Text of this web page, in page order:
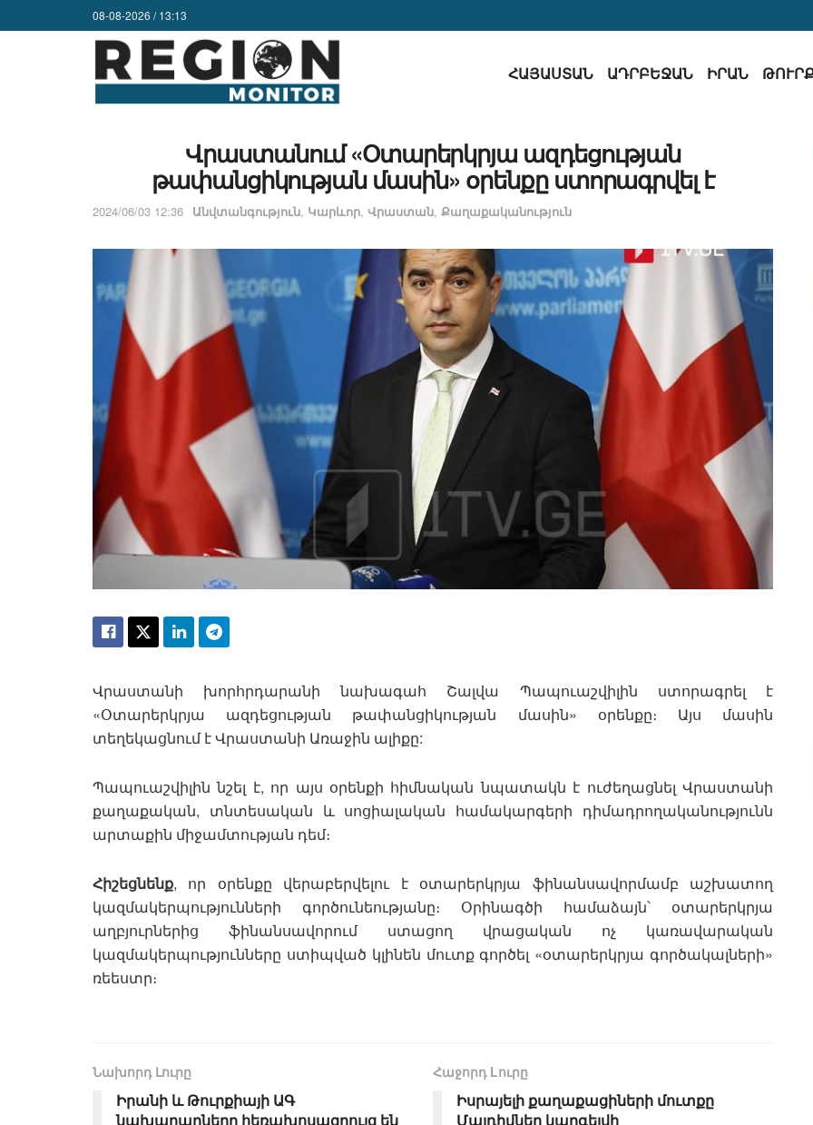
08-08-2026 / 13:13
ՀԱՅԱՍՏԱՆ ԱԴՐԲԵՋԱՆ ԻՐԱՆ
Վրաստանում «Օտարերկրյա ազդեցության
թափանցիկության մասին» օրենքը ստորագրվել է
2024/06/03 12:36 Անվտանգություն, Կարևոր, Վրաստան, Քաղաքականություն
Վրաստանի խորհրդարանի նախագահ Շալվա Պապուաշվիլին ստորագրել է
«Օտարերկրյա ազդեցության թափանցիկության մասին» օրենքը։ Այս մասին
տեղեկացնում է Վրաստանի Առաջին ալիքը:
Պապուաշվիլին նշել է, որ այս օրենքի հիմնական նպատակն է ուժեղացնել Վրաստանի
քաղաքական, տնտեսական և սոցիալական համակարգերի դիմադրողականությունն
արտաքին միջամտության դեմ։
Հիշեցնենք, որ օրենքը վերաբերվելու է օտարերկրյա ֆինանսավորմամբ աշխատող
կազմակերպությունների գործունեությանը։ Օրինագծի համաձայն՝ օտարերկրյա
աղբյուրներից ֆինանսավորում ստացող վրացական ոչ կառավարական
կազմակերպությունները ստիպված կլինեն մուտք գործել «օտարերկրյա գործակալների»
ռեեստր։
Նախորդ Լուրը
Իրանի և Թուրքիայի ԱԳ
նախարարները հեռախոսազրույց են
Հաջորդ Lուրը
Իսրայելի քաղաքացիների մուտքը
Մալդիվներ կարգելվի